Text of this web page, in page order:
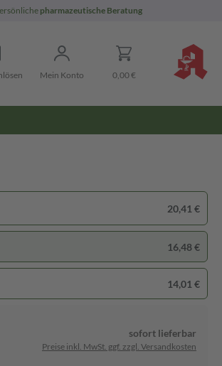
pharmazeutische Beratung
Mein Konto 0,00 €
20,41 €
16,48 €
14,01 €
sofort lieferbar
Preise inkl. MwSt. ggf. zzgl. Versandkosten